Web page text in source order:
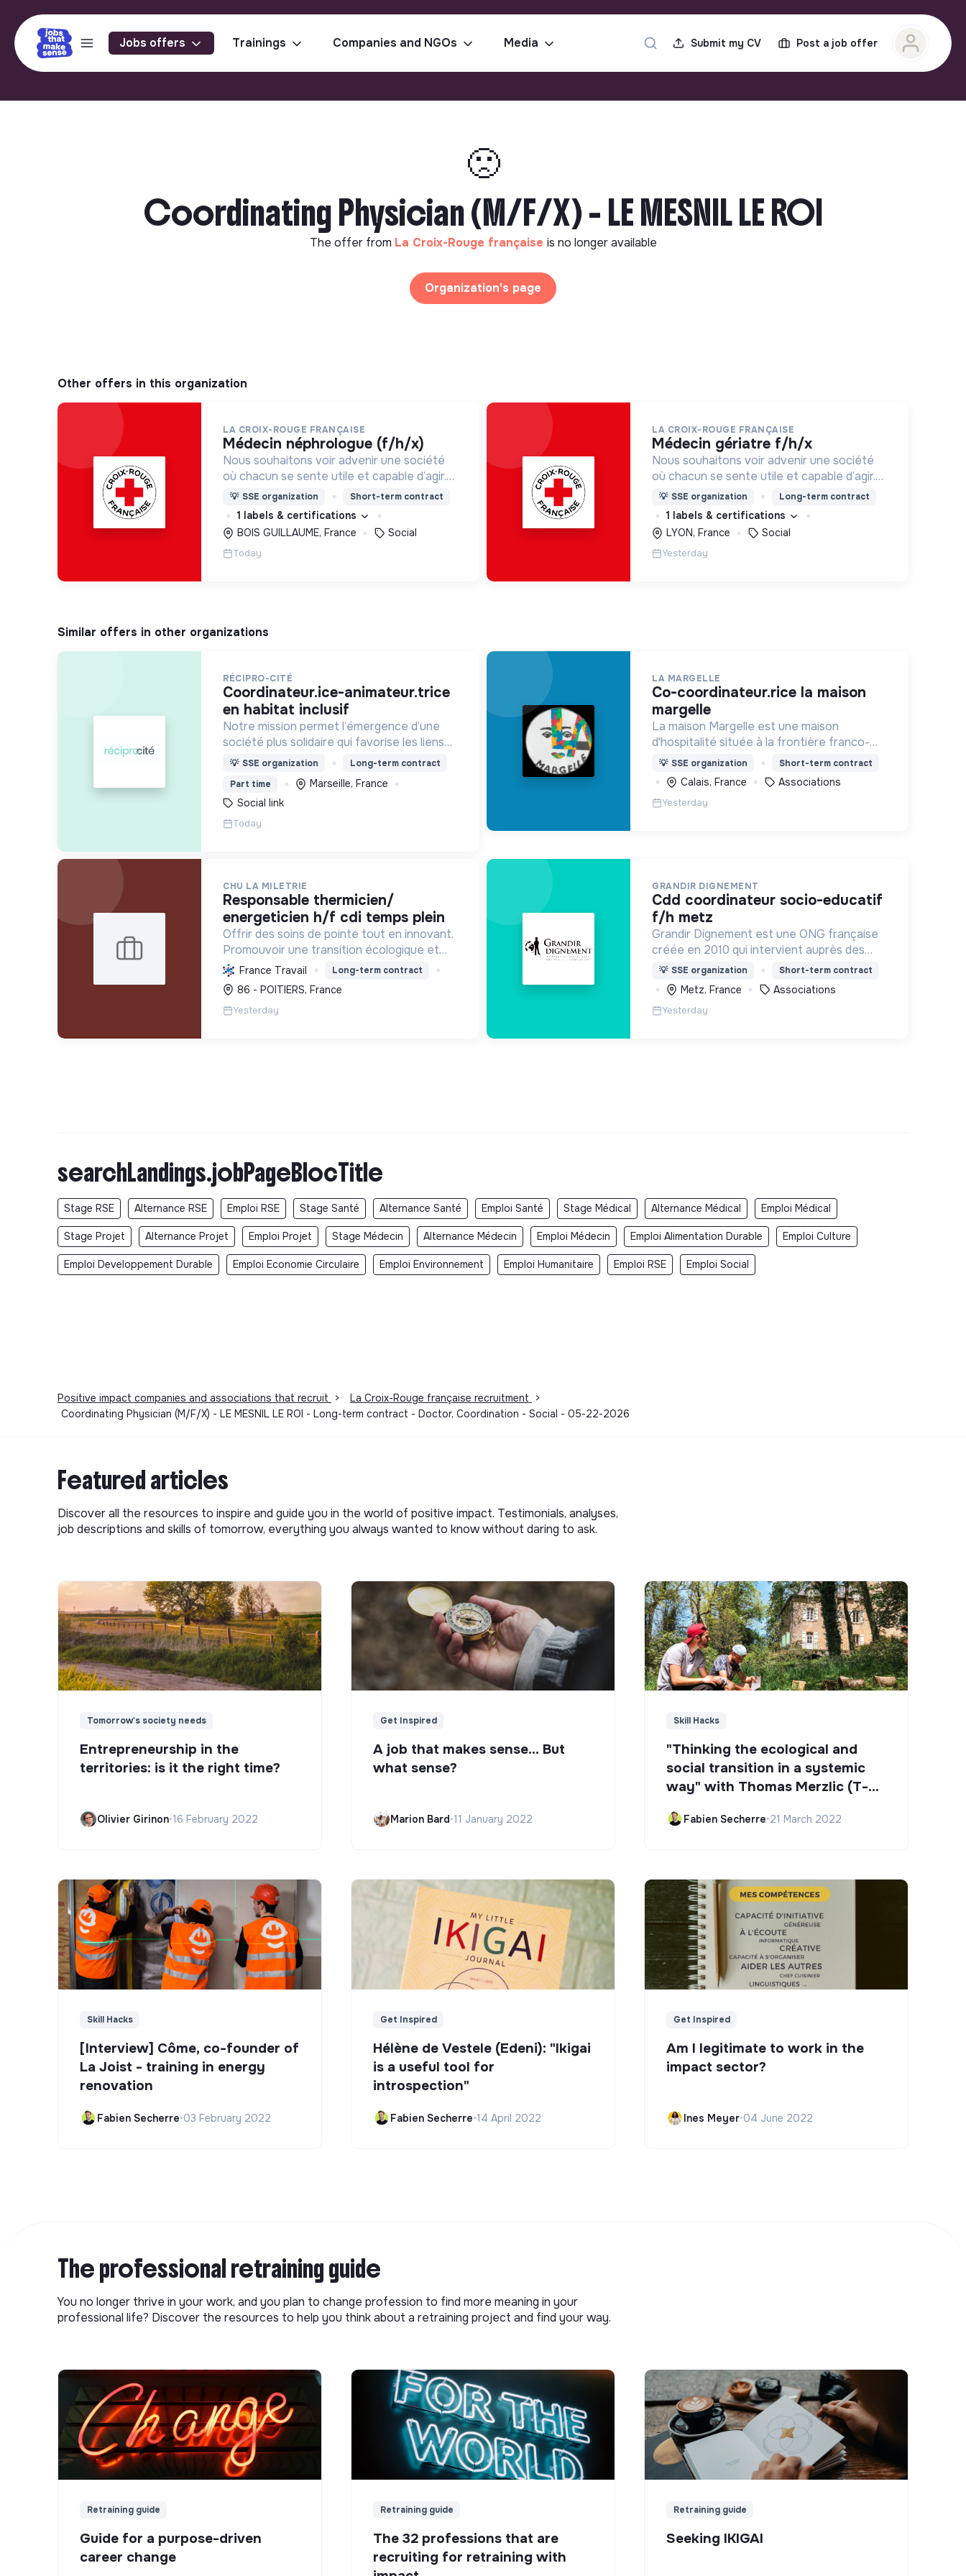
Jobs offers Trainings Companies and NGOs Media Submit my CV Post a job offer
🙁
Coordinating Physician (M/F/X) - LE MESNIL LE ROI
The offer from La Croix-Rouge française is no longer available
Organization's page
Other offers in this organization
LA CROIX-ROUGE FRANÇAISE
médecin néphrologue (f/h/x)
Nous souhaitons voir advenir une société
où chacun se sente utile et capable d’agir.
Pour cela, nous proposons des moyens et
des lieux d’engagement innovants et
adaptés à tous.
💡 SSE organization Short-term contract
1 labels & certifications
BOIS GUILLAUME, France
Social
Today
LA CROIX-ROUGE FRANÇAISE
médecin gériatre f/h/x
Nous souhaitons voir advenir une société
où chacun se sente utile et capable d’agir.
Pour cela, nous proposons des moyens et
des lieux d’engagement innovants et
adaptés à tous.
💡 SSE organization Long-term contract
1 labels & certifications
LYON, France
Social
Yesterday
Similar offers in other organizations
RÉCIPRO-CITÉ
coordinateur.ice-animateur.trice
en habitat inclusif
Notre mission permet l’émergence d’une
société plus solidaire qui favorise les liens
intergénérationnels pour accompagner le
vieillissement de la population et agir contre
le délitement du lien social
💡 SSE organization
Long-term contract
Part time
Marseille, France
Social link
Today
LA MARGELLE
co-coordinateur.rice la maison
margelle
La maison Margelle est une maison
d'hospitalité située à la frontière franco-
britannique qui défend quotidiennement les
valeurs d'accueil auprès des personnes en
situation d'errance.
💡 SSE organization Short-term contract
Calais, France Associations
Yesterday
CHU LA MILETRIE
responsable thermicien/
energeticien h/f cdi temps plein
Offrir des soins de pointe tout en innovant.
Promouvoir une transition écologique et
solidaire par l'optimisation énergétique, la
réduction des déchets, l'inclusion numérique
et le bien-être au travai...
France Travail Long-term contract
86 - POITIERS, France
Yesterday
GRANDIR DIGNEMENT
cdd coordinateur socio-educatif
f/h metz
Grandir Dignement est une ONG française
créée en 2010 qui intervient auprès des
enfants en conflit avec la loi.
💡 SSE organization Short-term contract
Metz, France Associations
Yesterday
searchLandings.jobPageBlocTitle
Stage RSE Alternance RSE Emploi RSE Stage Santé Alternance Santé Emploi Santé Stage Médical Alternance Médical Emploi Médical
Stage Projet Alternance Projet Emploi Projet Stage Médecin Alternance Médecin Emploi Médecin Emploi Alimentation Durable Emploi Culture
Emploi Developpement Durable Emploi Economie Circulaire Emploi Environnement Emploi Humanitaire Emploi RSE Emploi Social
Positive impact companies and associations that recruit > La Croix-Rouge française recruitment
>
Coordinating Physician (M/F/X) - LE MESNIL LE ROI - Long-term contract - Doctor, Coordination - Social - 05-22-2026
Featured articles
Discover all the resources to inspire and guide you in the world of positive impact. Testimonials, analyses,
job descriptions and skills of tomorrow, everything you always wanted to know without daring to ask.
Tomorrow's society needs
Entrepreneurship in the
territories: is it the right time?
Olivier Girinon•16 February 2022
Get Inspired
A job that makes sense... But
what sense?
Marion Bard•11 January 2022
Skill Hacks
"Thinking the ecological and
social transition in a systemic
way" with Thomas Merzlic (T-
Fabien Secherre•21 March 2022
Skill Hacks
[Interview] Côme, co-founder of
La Joist - training in energy
renovation
Fabien Secherre•03 February 2022
Get Inspired
Hélène de Vestele (Edeni): "Ikigai
is a useful tool for
introspection"
Fabien Secherre•14 April 2022
Get Inspired
Am I legitimate to work in the
impact sector?
Ines Meyer•04 June 2022
The professional retraining guide
You no longer thrive in your work, and you plan to change profession to find more meaning in your
professional life? Discover the resources to help you think about a retraining project and find your way.
Retraining guide
Guide for a purpose-driven
career change
Retraining guide
The 32 professions that are
recruiting for retraining with
Retraining guide
Seeking IKIGAI